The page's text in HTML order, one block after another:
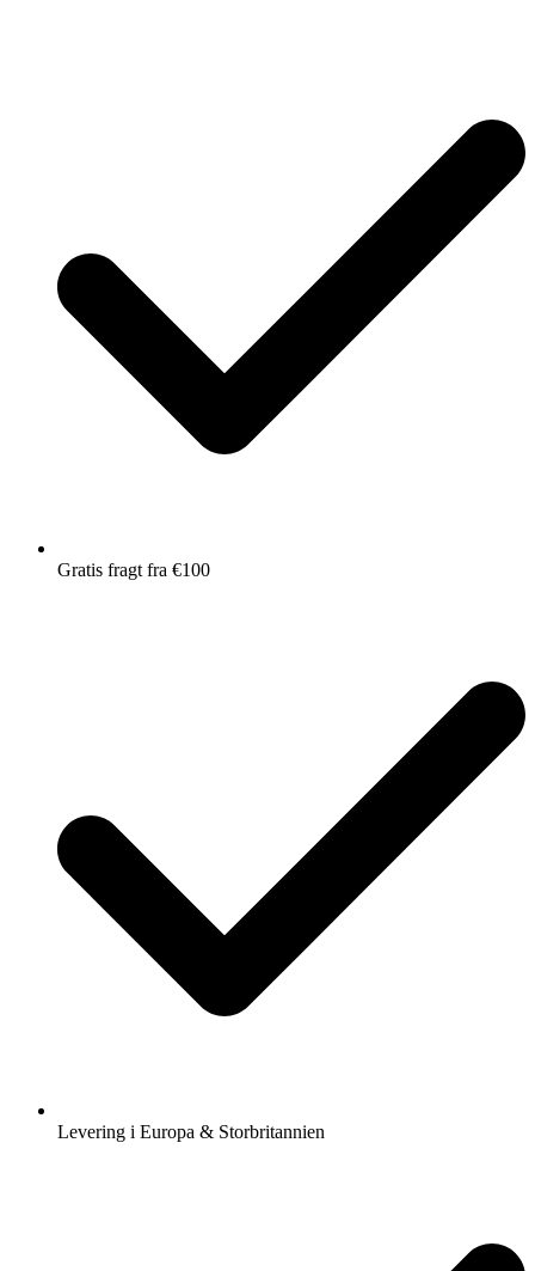
Gratis fragt fra €100
Levering i Europa & Storbritannien